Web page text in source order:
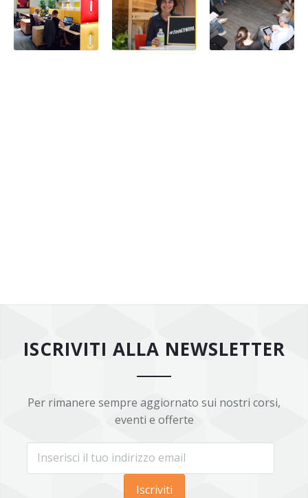
ISCRIVITI ALLA NEWSLETTER
Per rimanere sempre aggiornato sui nostri corsi,
eventi e offerte
Iscriviti